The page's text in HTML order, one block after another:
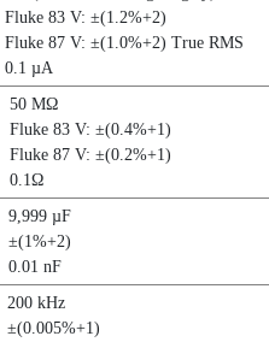
Fluke 83 V: ±(1.2%+2)
Fluke 87 V: ±(1.0%+2) True RMS
0.1 µA
50 MΩ
Fluke 83 V: ±(0.4%+1)
Fluke 87 V: ±(0.2%+1)
0.1Ω
9,999 µF
±(1%+2)
0.01 nF
200 kHz
±(0.005%+1)